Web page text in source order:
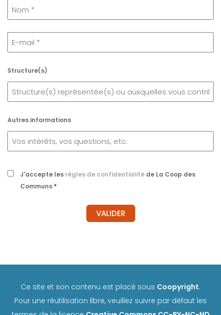
Structure(s)
Autres informations
J'accepte les règles de confidentialité de La Coop des
Communs *
Ce site et son contenu est placé sous Coopyright.
Pour une réutilisation libre, veuillez suivre par défaut les